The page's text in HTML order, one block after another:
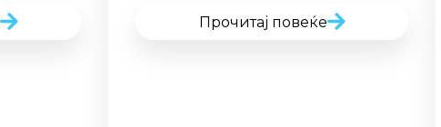
Прочитај повеќе